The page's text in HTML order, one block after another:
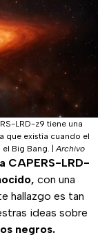
LRD-z9 tiene una
que existía cuando el
Big Bang. |Archivo
CAPERS-LRD-
con una
hallazgo es tan
ideas sobre
negros.